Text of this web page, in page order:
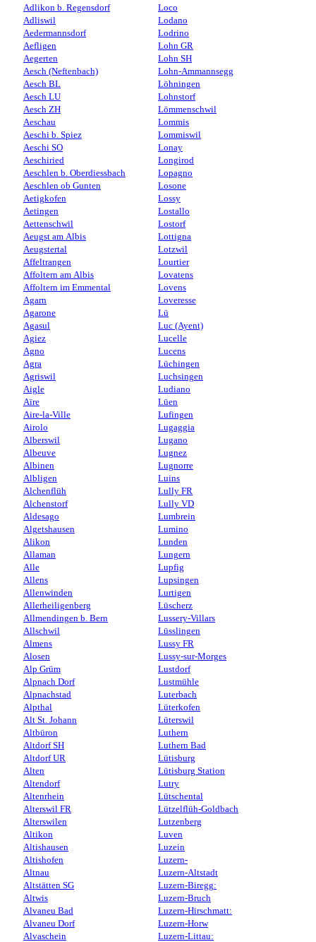
Adlikon b. Regensdorf
Adliswil
Aedermannsdorf
Aefligen
Aegerten
Aesch (Neftenbach)
Aesch BL
Aesch LU
Aesch ZH
Aeschau
Aeschi b. Spiez
Aeschi SO
Aeschiried
Aeschlen b. Oberdiessbach
Aeschlen ob Gunten
Aetigkofen
Aetingen
Aettenschwil
Aeugst am Albis
Aeugstertal
Affeltrangen
Affoltern am Albis
Affoltern im Emmental
Agarn
Agarone
Agasul
Agiez
Agno
Agra
Agriswil
Aigle
Aïre
Aire-la-Ville
Airolo
Alberswil
Albeuve
Albinen
Albligen
Alchenflüh
Alchenstorf
Aldesago
Algetshausen
Alikon
Allaman
Alle
Allens
Allenwinden
Allerheiligenberg
Allmendingen b. Bern
Allschwil
Almens
Alosen
Alp Grüm
Alpnach Dorf
Alpnachstad
Alpthal
Alt St. Johann
Altbüron
Altdorf SH
Altdorf UR
Alten
Altendorf
Altenrhein
Alterswil FR
Alterswilen
Altikon
Altishausen
Altishofen
Altnau
Altstätten SG
Altwis
Alvaneu Bad
Alvaneu Dorf
Alvaschein
Loco
Lodano
Lodrino
Lohn GR
Lohn SH
Lohn-Ammannsegg
Löhningen
Lohnstorf
Lömmenschwil
Lommis
Lommiswil
Lonay
Longirod
Lopagno
Losone
Lossy
Lostallo
Lostorf
Lottigna
Lotzwil
Lourtier
Lovatens
Lovens
Loveresse
Lü
Luc (Ayent)
Lucelle
Lucens
Lüchingen
Luchsingen
Ludiano
Lüen
Lufingen
Lugaggia
Lugano
Lugnez
Lugnorre
Luins
Lully FR
Lully VD
Lumbrein
Lumino
Lunden
Lungern
Lupfig
Lupsingen
Lurtigen
Lüscherz
Lussery-Villars
Lüsslingen
Lussy FR
Lussy-sur-Morges
Lustdorf
Lustmühle
Luterbach
Lüterkofen
Lüterswil
Luthern
Luthern Bad
Lütisburg
Lütisburg Station
Lutry
Lütschental
Lützelflüh-Goldbach
Lutzenberg
Luven
Luzein
Luzern-
Luzern-Altstadt
Luzern-Biregg:
Luzern-Bruch
Luzern-Hirschmatt:
Luzern-Horw
Luzern-Littau: